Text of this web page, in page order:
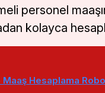
personel
kolayca
Maaş Hesaplama